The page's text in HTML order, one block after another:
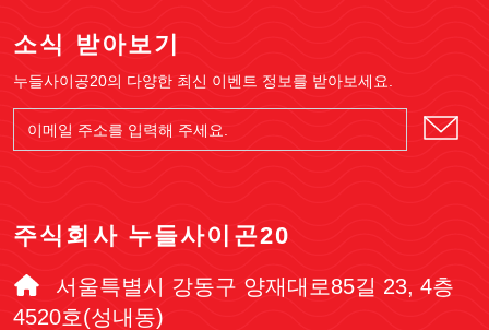
소식 받아보기
누들사이공20의 다양한 최신 이벤트 정보를 받아보세요.
주식회사 누들사이곤20
서울특별시 강동구 양재대로85길 23, 4층
4520호(성내동)